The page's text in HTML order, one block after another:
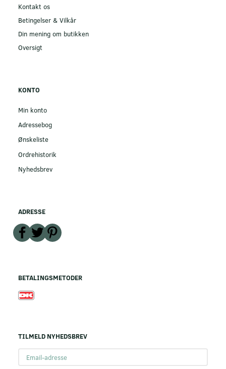
Kontakt os
Betingelser & Vilkår
Din mening om butikken
Oversigt
KONTO
Min konto
Adressebog
Ønskeliste
Ordrehistorik
Nyhedsbrev
ADRESSE
BETALINGSMETODER
TILMELD NYHEDSBREV
adresse